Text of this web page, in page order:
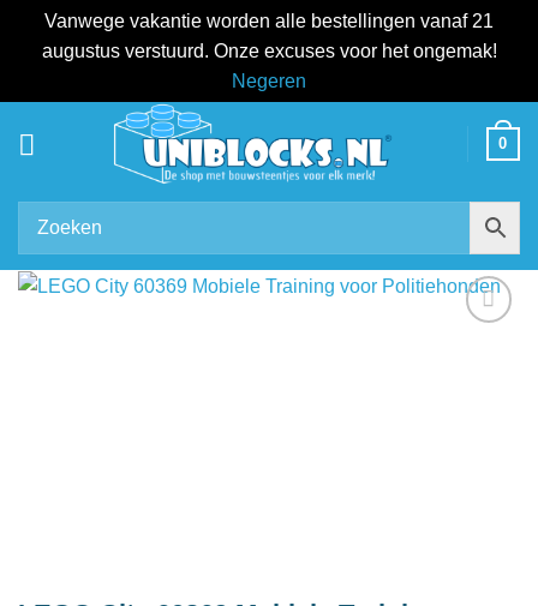
Vanwege vakantie worden alle bestellingen vanaf 21
augustus verstuurd. Onze excuses voor het ongemak!
Negeren
0